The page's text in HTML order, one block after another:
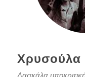
Χρυσούλα
Δασκάλα